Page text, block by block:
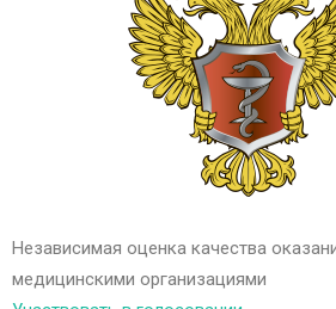
Независимая оценка качества
медицинскими организациями